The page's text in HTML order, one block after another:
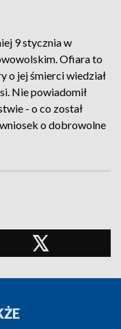
9 stycznia w
Ofiara to
o jej śmierci wiedział
Nie powiadomił
- o co został
o dobrowolne